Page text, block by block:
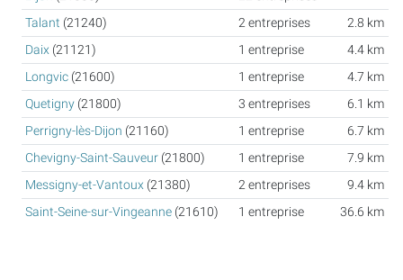
Talant (21240) 2 entreprises
2.8 km
Daix (21121) 1 entreprise
4.4 km
Longvic (21600) 1 entreprise
4.7 km
Quetigny (21800) 3 entreprises
6.1 km
Perrigny-lès-Dijon (21160) 1 entreprise
6.7 km
Chevigny-Saint-Sauveur (21800) 1 entreprise
7.9 km
Messigny-et-Vantoux (21380) 2 entreprises
9.4 km
Saint-Seine-sur-Vingeanne (21610) 1 entreprise 36.6 km